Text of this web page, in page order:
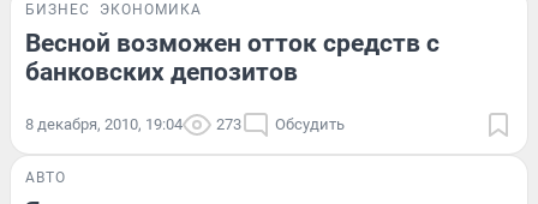
БИЗНЕС ЭКОНОМИКА
Весной возможен отток средств с
банковских депозитов
8 декабря, 2010, 19:04 273 Обсудить
АВТО